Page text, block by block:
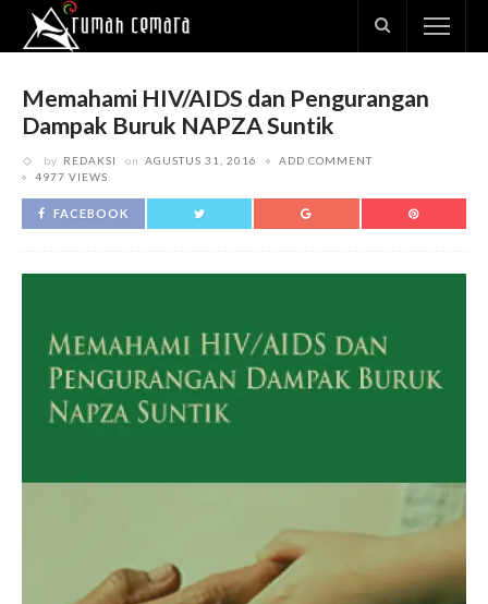
Memahami HIV/AIDS dan Pengurangan
Dampak Buruk NAPZA Suntik
by REDAKSI on AGUSTUS 31, 2016
ADD COMMENT
4977 VIEWS
FACEBOOK